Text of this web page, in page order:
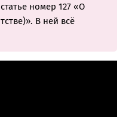
номер 127 «О
В ней всё